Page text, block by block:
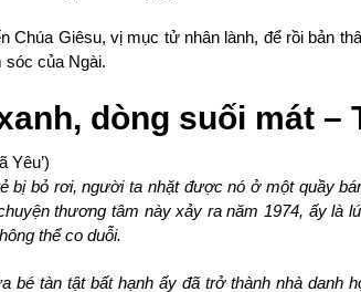
Chúa Giêsu, vị mục tử nhân lành, để rồi bản
của Ngài.
dòng suối mát –
Yêu’)
bị bỏ rơi, người ta nhặt được nó ở một quầy
thương tâm này xảy ra năm 1974, ấy là
thể co duỗi.
bé tàn tật bất hạnh ấy đã trở thành nhà danh